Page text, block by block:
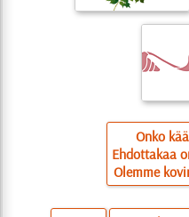
Onko
Ehdottakaa
Olemme